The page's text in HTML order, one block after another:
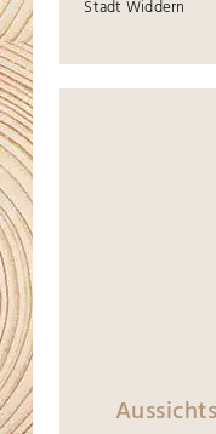
Stadt Widdern